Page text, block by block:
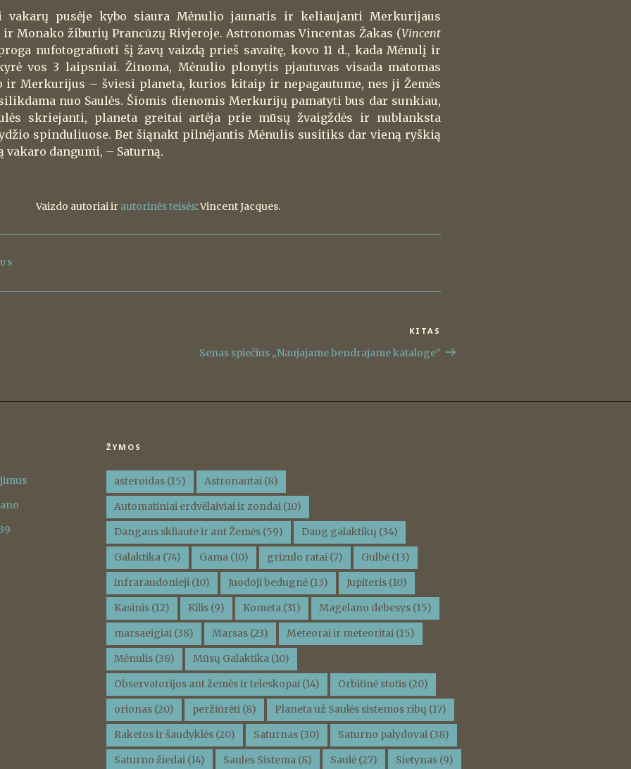
vakarų pusėje kybo siaura Mėnulio jaunatis ir keliaujanti Merkurijaus
Monako žiburių Prancūzų Rivjeroje. Astronomas Vincentas Žakas (Vincent
nufotografuoti šį žavų vaizdą prieš savaitę, kovo 11 d., kada Mėnulį ir
vos 3 laipsniai. Žinoma, Mėnulio plonytis pjautuvas visada matomas
Merkurijus – šviesi planeta, kurios kitaip ir nepagautume, nes ji Žemės
nuo Saulės. Šiomis dienomis Merkurijų pamatyti bus dar sunkiau,
skriejanti, planeta greitai artėja prie mūsų žvaigždės ir nublanksta
spinduliuose. Bet šiąnakt pilnėjantis Mėnulis susitiks dar vieną ryškią
dangumi, – Saturną.
Vaizdo autoriai ir autorinės teisės: Vincent Jacques.
įrašas
KITAS
Senas spiečius „Naujajame bendrajame kataloge“
ŽYMOS
asteroidas(15) Astronautai(8)
Automatiniai erdvėlaiviai ir zondai(10)
Dangaus skliaute ir ant Žemės(59) Daug galaktikų (34)
Galaktika(74) Gama(10) grizulo ratai(7) Gulbė(13)
infraraudonieji(10) Juodoji bedugnė(13) Jupiteris(10)
Kasinis(12) Kilis(9) Kometa(31) Magelano debesys(15)
marsaeigiai(38) Marsas(23) Meteorai ir meteoritai(15)
Mėnulis(38) Mūsų Galaktika(10)
Observatorijos ant žemės ir teleskopai(14) Orbitinė stotis(20)
orionas(20) peržiūrėti(8) Planeta už Saulės sistemos ribų (17)
Raketos ir šaudyklės(20) Saturnas(30) Saturno palydovai(38)
Saturno žiedai(14) Saules Sistema(8) Saulė(27) Sietynas(9)